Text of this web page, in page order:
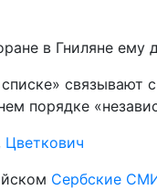
в Гниляне
связывают
порядке
Цветкович
Сербские